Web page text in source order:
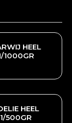
HEEL
1000GR
HEEL
1/500GR